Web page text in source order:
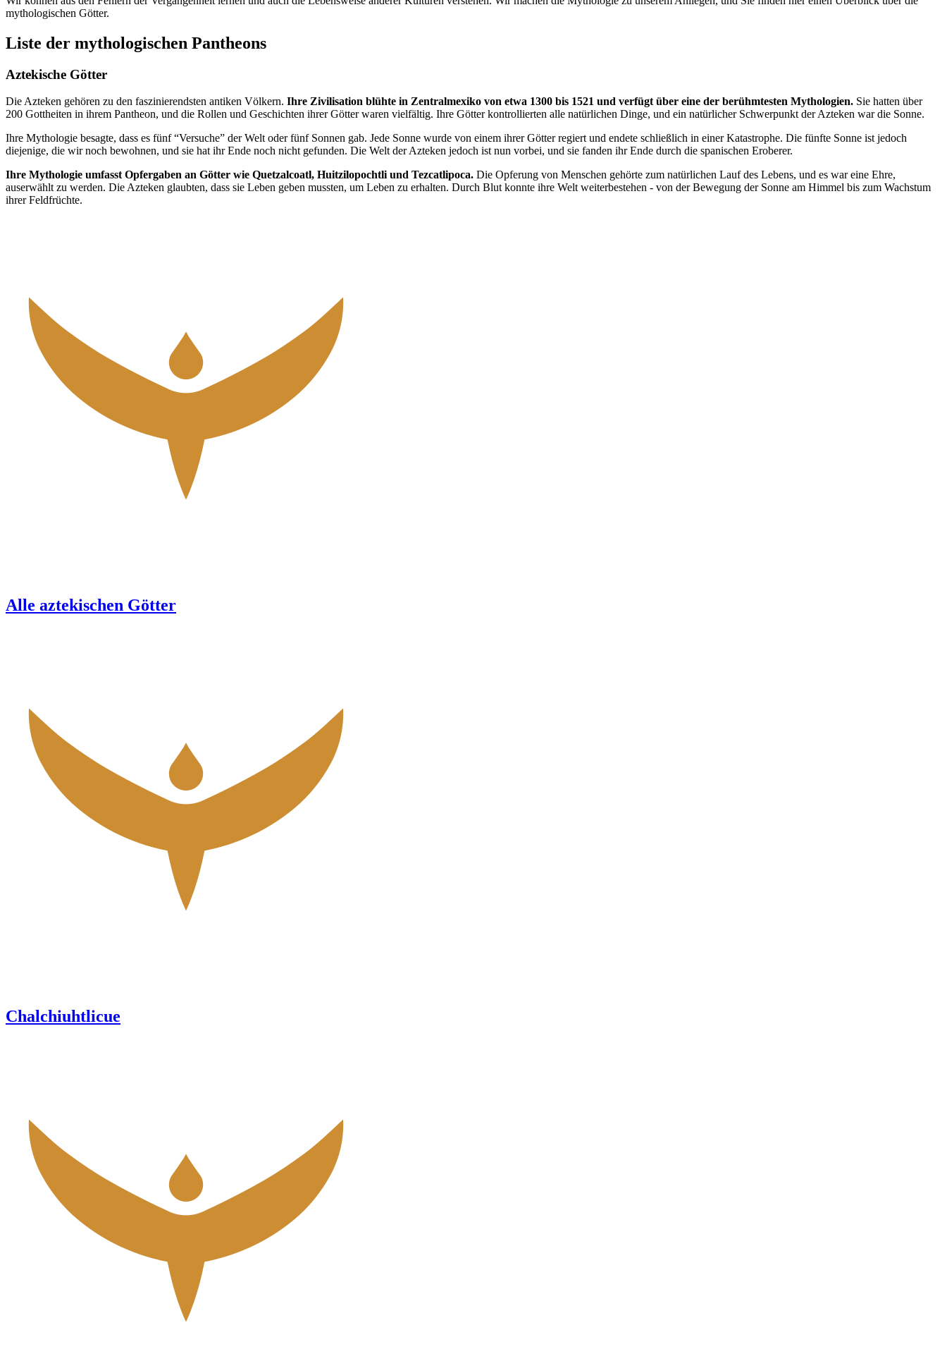
mythologischen Götter.
Liste der mythologischen Pantheons
Aztekische Götter
Die Azteken gehören zu den faszinierendsten antiken Völkern. Ihre Zivilisation blühte in Zentralmexiko von etwa 1300 bis 1521 und verfügt über eine der berühmtesten Mythologien. Sie hatten über
200 Gottheiten in ihrem Pantheon, und die Rollen und Geschichten ihrer Götter waren vielfältig. Ihre Götter kontrollierten alle natürlichen Dinge, und ein natürlicher Schwerpunkt der Azteken war die Sonne.
Ihre Mythologie besagte, dass es fünf “Versuche” der Welt oder fünf Sonnen gab. Jede Sonne wurde von einem ihrer Götter regiert und endete schließlich in einer Katastrophe. Die fünfte Sonne ist jedoch
diejenige, die wir noch bewohnen, und sie hat ihr Ende noch nicht gefunden. Die Welt der Azteken jedoch ist nun vorbei, und sie fanden ihr Ende durch die spanischen Eroberer.
Ihre Mythologie umfasst Opfergaben an Götter wie Quetzalcoatl, Huitzilopochtli und Tezcatlipoca. Die Opferung von Menschen gehörte zum natürlichen Lauf des Lebens, und es war eine Ehre,
auserwählt zu werden. Die Azteken glaubten, dass sie Leben geben mussten, um Leben zu erhalten. Durch Blut konnte ihre Welt weiterbestehen - von der Bewegung der Sonne am Himmel bis zum Wachstum
ihrer Feldfrüchte.
Alle aztekischen Götter
Chalchiuhtlicue